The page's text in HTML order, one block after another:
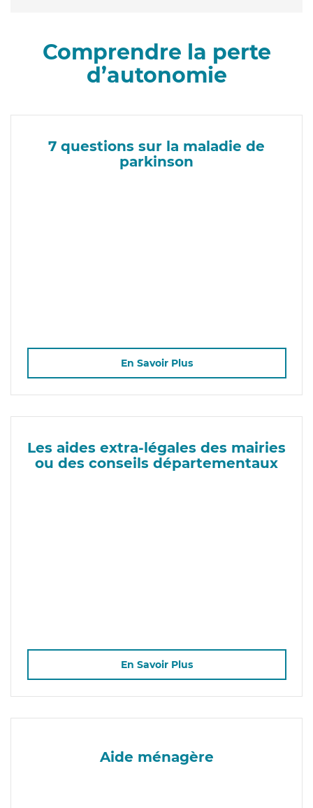
Comprendre la perte
d’autonomie
7 questions sur la maladie de
parkinson
En Savoir Plus
Les aides extra-légales des mairies
ou des conseils départementaux
En Savoir Plus
Aide ménagère